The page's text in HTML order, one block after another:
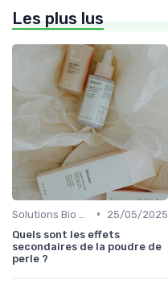
Les plus lus
•
25/05/2025
Quels sont les effets
secondaires de la poudre de
perle ?